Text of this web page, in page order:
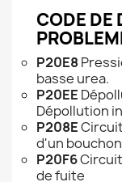
CODE DE
P20E8
basse urea.
P20EE
Dépollution
P208E
d'un
P20F6
de fuite